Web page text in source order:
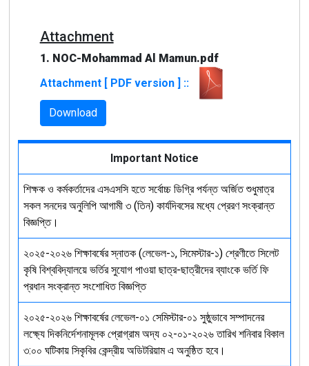
Attachment
1. NOC-Mohammad Al Mamun.pdf
Attachment [ PDF version ] ::
Download
Important Notice
শিক্ষক ও কর্মকর্তাদের এসএসসি হতে সর্বোচ্চ ডিগ্রি পর্যন্ত অর্জিত শুধুমাত্র
সকল সনদের অনুলিপি আগামী ৩ (তিন) কার্যদিবসের মধ্যে প্রেরণ সংক্রান্ত
বিজ্ঞপ্তি।
২০২৫-২০২৬ শিক্ষাবর্ষের স্নাতক (লেভেল-১, সিমেস্টার-১) শ্রেণীতে সিলেট
কৃষি বিশ্ববিদ্যালয়ে ভর্তির সুযোগ পাওয়া ছাত্র-ছাত্রীদের ব্যাংকে ভর্তি ফি
প্রধান সংক্রান্ত সংশোধিত বিজ্ঞপ্তি
২০২৫-২০২৬ শিক্ষাবর্ষের লেভেল-০১ সেমিস্টার-০১ সুষ্ঠুভাবে সম্পাদনের
লক্ষ্যে দিকনির্দেশনামূলক প্রোগ্রাম অদ্য ০২-০১-২০২৬ তারিখ শনিবার বিকাল
৩:০০ ঘটিকায় সিকৃবির কেন্দ্রীয় অডিটরিয়াম এ অনুষ্ঠিত হবে।